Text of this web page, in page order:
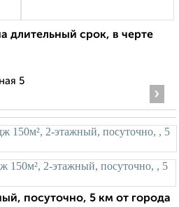
длительный срок, в черте
5
›
посуточно, 5 км от города